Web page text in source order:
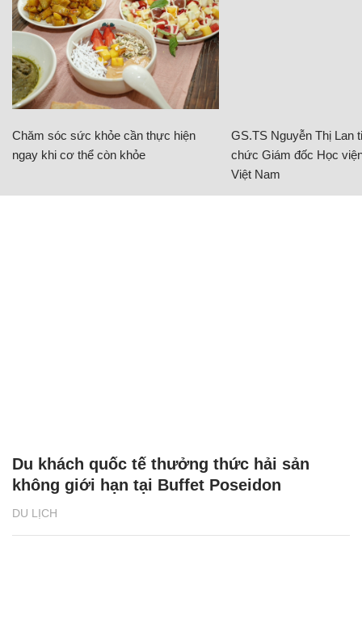
Chăm sóc sức khỏe cần thực hiện
ngay khi cơ thể còn khỏe
GS.TS Nguyễn Thị Lan
chức Giám đốc Học
Việt Nam
DU LỊCH
Du khách quốc tế thưởng thức hải sản
không giới hạn tại Buffet Poseidon